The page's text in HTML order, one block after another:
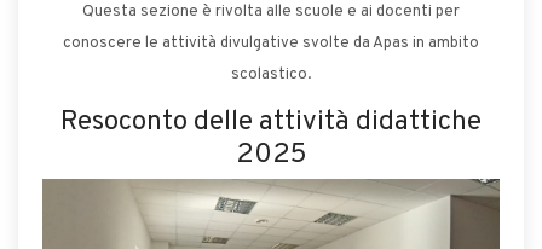
Questa sezione è rivolta alle scuole e ai docenti per
conoscere le attività divulgative svolte da Apas in ambito
scolastico.
Resoconto delle attività didattiche
2025